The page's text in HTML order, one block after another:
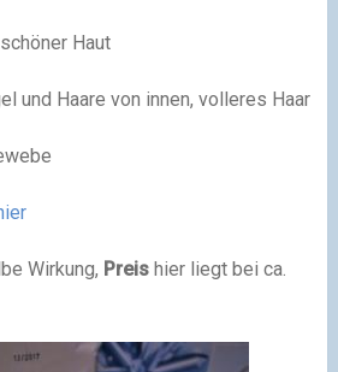
Haut
und Haare von innen, volleres Haar
Wirkung, Preishier liegt bei ca.